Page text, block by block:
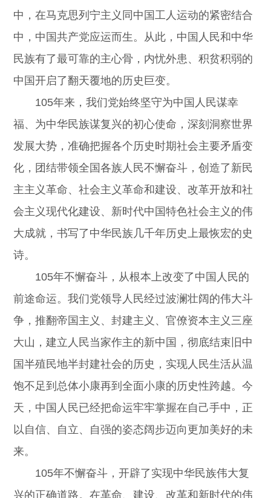
中，在马克思列宁主义同中国工人运动的紧密结合
中，中国共产党应运而生。从此，中国人民和中华
民族有了最可靠的主心骨，内忧外患、积贫积弱的
中国开启了翻天覆地的历史巨变。
105年来，我们党始终坚守为中国人民谋幸
福、为中华民族谋复兴的初心使命，深刻洞察世界
发展大势，准确把握各个历史时期社会主要矛盾变
化，团结带领全国各族人民不懈奋斗，创造了新民
主主义革命、社会主义革命和建设、改革开放和社
会主义现代化建设、新时代中国特色社会主义的伟
大成就，书写了中华民族几千年历史上最恢宏的史
诗。
105年不懈奋斗，从根本上改变了中国人民的
前途命运。我们党领导人民经过波澜壮阔的伟大斗
争，推翻帝国主义、封建主义、官僚资本主义三座
大山，建立人民当家作主的新中国，彻底结束旧中
国半殖民地半封建社会的历史，实现人民生活从温
饱不足到总体小康再到全面小康的历史性跨越。今
天，中国人民已经把命运牢牢掌握在自己手中，正
以自信、自立、自强的姿态阔步迈向更加美好的未
来。
105年不懈奋斗，开辟了实现中华民族伟大复
兴的正确道路。在革命、建设、改革和新时代的伟